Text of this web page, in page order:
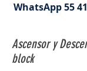
WhatsApp55
Ascensor y
block